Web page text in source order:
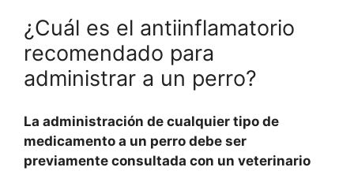
¿Cuál es el antiinflamatorio
recomendado para
administrar a un perro?
La administración de cualquier tipo de
medicamento a un perro debe ser
previamente consultada con un veterinario